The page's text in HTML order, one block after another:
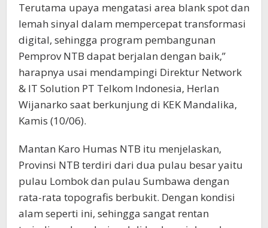
Terutama upaya mengatasi area blank spot dan
lemah sinyal dalam mempercepat transformasi
digital, sehingga program pembangunan
Pemprov NTB dapat berjalan dengan baik,”
harapnya usai mendampingi Direktur Network
& IT Solution PT Telkom Indonesia, Herlan
Wijanarko saat berkunjung di KEK Mandalika,
Kamis (10/06).
Mantan Karo Humas NTB itu menjelaskan,
Provinsi NTB terdiri dari dua pulau besar yaitu
pulau Lombok dan pulau Sumbawa dengan
rata-rata topografis berbukit. Dengan kondisi
alam seperti ini, sehingga sangat rentan